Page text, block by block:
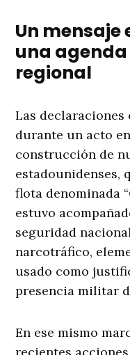
Un
una
regional
Las
durante un acto
construcción de
estadounidenses,
flota denominada
estuvo
seguridad
narcotráfico,
usado como
presencia militar
En ese mismo